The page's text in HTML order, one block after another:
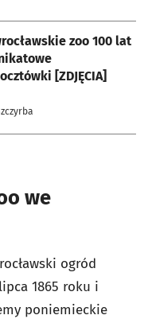
zoo 100 lat
[ZDJĘCIA]
we
ogród
1865 roku i
poniemieckie